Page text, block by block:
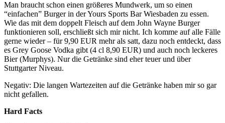
Man braucht schon einen größeres Mundwerk, um so einen
“einfachen” Burger in der Yours Sports Bar Wiesbaden zu essen.
Wie das mit dem doppelt Fleisch auf dem John Wayne Burger
funktionieren soll, erschließt sich mir nicht. Ich komme auf alle Fälle
gerne wieder – für 9,90 EUR mehr als satt, dazu noch entdeckt, dass
es Grey Goose Vodka gibt (4 cl 8,90 EUR) und auch noch leckeres
Bier (Murphys). Nur die Getränke sind eher teuer und über
Stuttgarter Niveau.
Negativ: Die langen Wartezeiten auf die Getränke haben mir so gar
nicht gefallen.
Hard Facts